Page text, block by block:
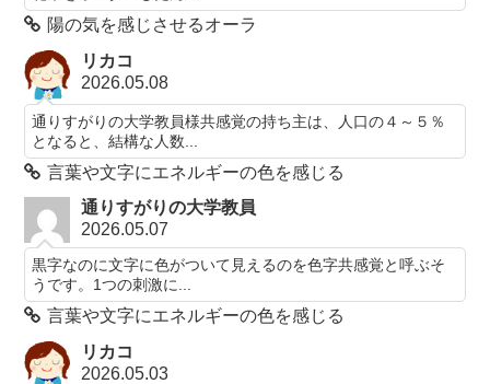
陽の気を感じさせるオーラ
リカコ
2026.05.08
通りすがりの大学教員様共感覚の持ち主は、人口の４～５％
となると、結構な人数...
言葉や文字にエネルギーの色を感じる
通りすがりの大学教員
2026.05.07
黒字なのに文字に色がついて見えるのを色字共感覚と呼ぶそ
うです。1つの刺激に...
言葉や文字にエネルギーの色を感じる
リカコ
2026.05.03